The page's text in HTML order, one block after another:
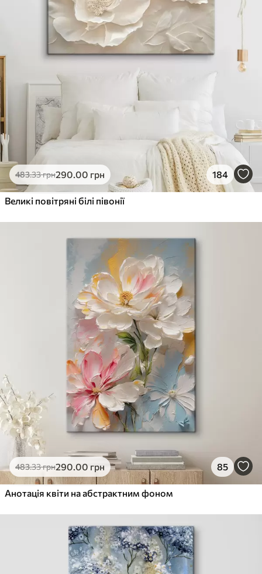
483.33грн290.00 грн 184
Великі повітряні білі півонії
483.33грн290.00 грн 85
Анотація квіти на абстрактним фоном